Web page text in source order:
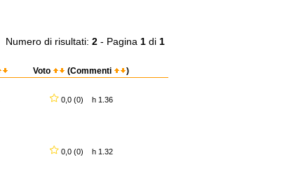
Numero di risultati: 2 - Pagina 1 di 1
Voto (Commenti )
0,0 (0) h 1.36
0,0 (0) h 1.32